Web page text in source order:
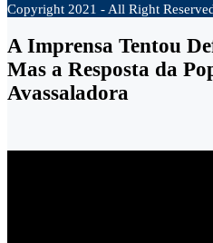
Copyright 2021 - All Right
A Imprensa Tentou
Mas a Resposta da
Avassaladora